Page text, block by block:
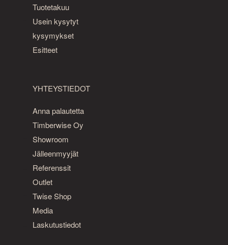
Tuotetakuu
Usein kysytyt
kysymykset
Esitteet
YHTEYSTIEDOT
Anna palautetta
Timberwise Oy
Showroom
Jälleenmyyjät
Referenssit
Outlet
Twise Shop
Media
Laskutustiedot